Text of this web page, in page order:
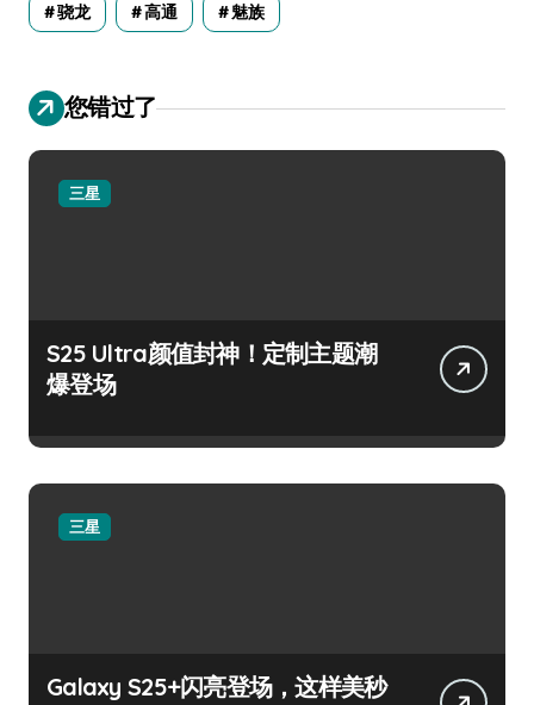
骁龙 高通 魅族
您错过了
三星
S25 Ultra颜值封神！定制主题潮
爆登场
三星
Galaxy S25+闪亮登场，这样美秒